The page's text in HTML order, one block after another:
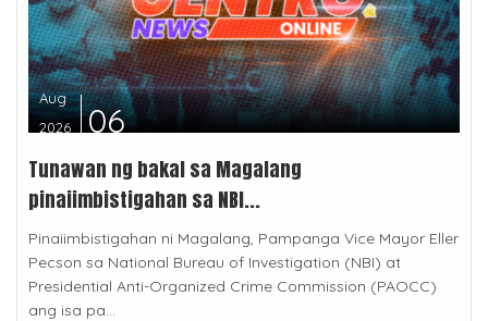
Aug
2026
06
Tunawan ng bakal sa Magalang
pinaiimbistigahan sa NBI...
Pinaiimbistigahan ni Magalang, Pampanga Vice Mayor Eller
Pecson sa National Bureau of Investigation (NBI) at
Presidential Anti-Organized Crime Commission (PAOCC)
ang isa pa...